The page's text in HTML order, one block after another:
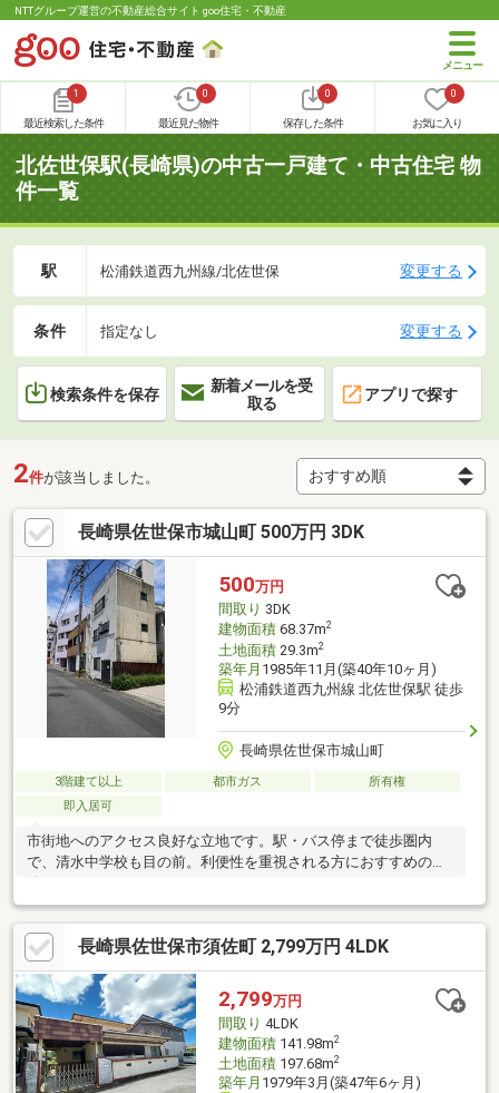
NTTグループ運営の不動産総合サイト goo住宅・不動産
1
最近検索した条件
0
最近見た物件
0
保存した条件
0
お気に入り
北佐世保駅(長崎県)の中古一戸建て・中古住宅 物
件一覧
駅 松浦鉄道西九州線/北佐世保 変更する
条件 指定なし 変更する
検索条件を保存
新着メールを受
取る
アプリで探す
2件が該当しました。
長崎県佐世保市城山町 500万円 3DK
500万円
間取り 3DK
建物面積68.37m2
土地面積29.3m2
築年月 1985年11月(築40年10ヶ月)
松浦鉄道西九州線 北佐世保駅 徒歩
9分
長崎県佐世保市城山町
3階建て以上 都市ガス
所有権
即入居可
市街地へのアクセス良好な立地です。駅・バス停まで徒歩圏内
で、清水中学校も目の前。利便性を重視される方におすすめの物
長崎県佐世保市須佐町 2,799万円 4LDK
2,799万円
間取り 4LDK
建物面積141.98m2
土地面積197.68m2
築年月 1979年3月(築47年6ヶ月)